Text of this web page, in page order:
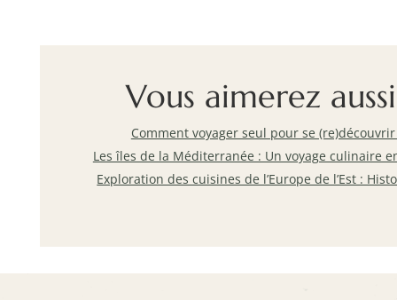
Vous aimerez aussi
Comment voyager seul pour se (re)découvrir
Les îles de la Méditerranée : Un voyage culinaire
Exploration des cuisines de l’Europe de l’Est :